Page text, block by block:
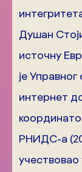
Душан
источну
је
интернет
РНИДС-а